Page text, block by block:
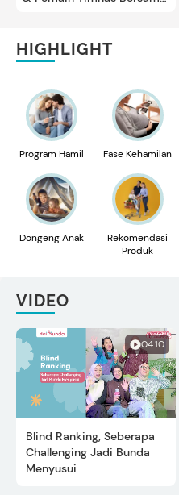
HIGHLIGHT
Program Hamil Fase Kehamilan
Dongeng Anak
Rekomendasi
Produk
VIDEO
04:10
Blind Ranking, Seberapa
Challenging Jadi Bunda
Menyusui